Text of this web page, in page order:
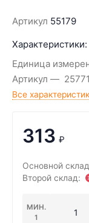
Артикул 55179
Характеристики:
Единица
Артикул
Все
313 ₽
Основной
Второй склад:
МИН.
1